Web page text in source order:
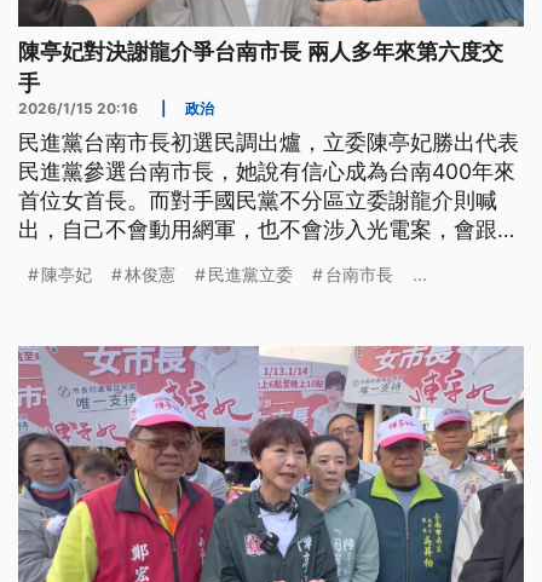
陳亭妃對決謝龍介爭台南市長 兩人多年來第六度交
手
2026/1/15 20:16 政治
民進黨台南市長初選民調出爐，立委陳亭妃勝出代表
民進黨參選台南市長，她說有信心成為台南400年來
首位女首長。而對手國民黨不分區立委謝龍介則喊
出，自己不會動用網軍，也不會涉入光電案，會跟陳
戰，也是2人第六度交手。
陳亭妃 林俊憲 民進黨立委 台南市長 ...